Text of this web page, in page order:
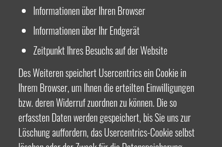
Informationen über Ihren Browser
Informationen über Ihr Endgerät
Zeitpunkt Ihres Besuchs auf der Website
Des Weiteren speichert Usercentrics ein Cookie in
Ihrem Browser, um Ihnen die erteilten Einwilligungen
bzw. deren Widerruf zuordnen zu können. Die so
erfassten Daten werden gespeichert, bis Sie uns zur
Löschung auffordern, das Usercentrics-Cookie selbst